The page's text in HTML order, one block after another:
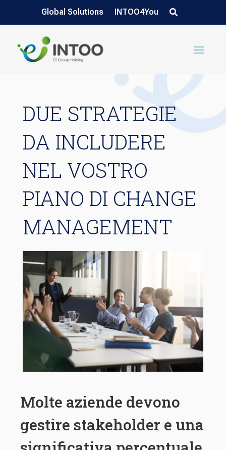
Global Solutions INTOO4You
DUE STRATEGIE
DA INCLUDERE
NEL VOSTRO
PIANO DI CHANGE
MANAGEMENT
Molte aziende devono
gestire stakeholder e una